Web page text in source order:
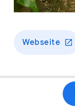
Webseite